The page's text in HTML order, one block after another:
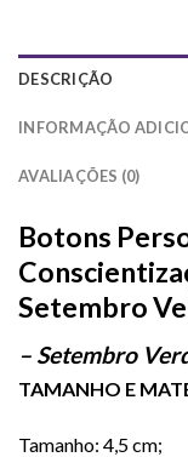
DESCRIÇÃO
INFORMAÇÃO
AVALIAÇÕES (0)
Botons
Setembro
– Setembro
TAMANHO E
Tamanho: 4,5 cm;